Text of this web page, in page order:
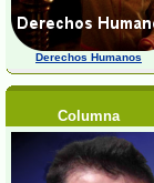
Derechos Humanos
Columna